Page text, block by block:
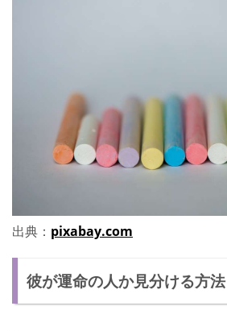
出典： pixabay.com
彼が運命の人か見分ける方法